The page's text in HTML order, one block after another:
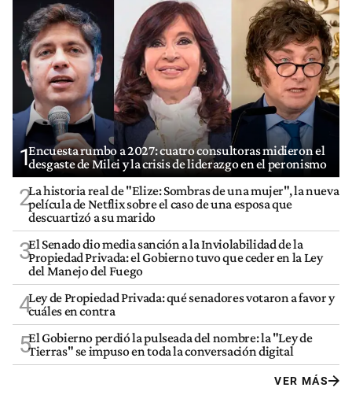
1Encuesta rumbo a 2027: cuatro consultoras midieron el
desgaste de Milei y la crisis de liderazgo en el peronismo
2La historia real de "Elize: Sombras de una mujer", la nueva
película de Netflix sobre el caso de una esposa que
descuartizó a su marido
3El Senado dio media sanción a la Inviolabilidad de la
Propiedad Privada: el Gobierno tuvo que ceder en la Ley
del Manejo del Fuego
4Ley de Propiedad Privada: qué senadores votaron a favor y
cuáles en contra
5El Gobierno perdió la pulseada del nombre: la "Ley de
Tierras" se impuso en toda la conversación digital
VER MÁS